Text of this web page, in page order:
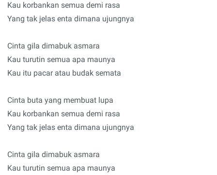
Kau korbankan semua demi rasa
Yang tak jelas enta dimana ujungnya
Cinta gila dimabuk asmara
Kau turutin semua apa maunya
Kau itu pacar atau budak semata
Cinta buta yang membuat lupa
Kau korbankan semua demi rasa
Yang tak jelas enta dimana ujungnya
Cinta gila dimabuk asmara
Kau turutin semua apa maunya